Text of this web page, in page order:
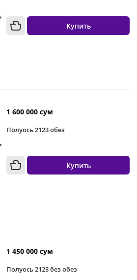
Купить
1 600 000 сум
Полуось 2123 обез
Купить
1 450 000 сум
Полуось 2123 без обез